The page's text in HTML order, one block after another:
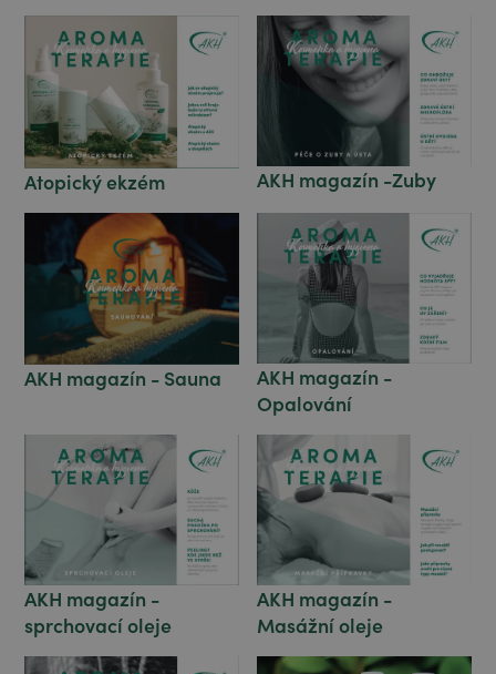
Atopický ekzém AKH magazín -Zuby
AKH magazín - Sauna
AKH magazín -
Opalování
AKH magazín -
sprchovací oleje
AKH magazín -
Masážní oleje